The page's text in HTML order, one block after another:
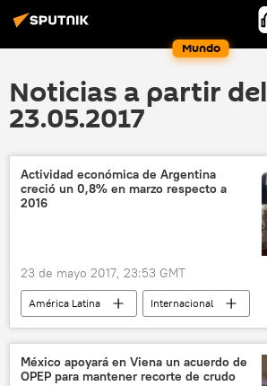
Mundo
Noticias a partir del
23.05.2017
Actividad económica de Argentina
creció un 0,8% en marzo respecto a
2016
23 de mayo 2017, 23:53 GMT
América Latina
Internacional
Economía
Argentina noticias
México apoyará en Viena un acuerdo de
OPEP para mantener recorte de crudo